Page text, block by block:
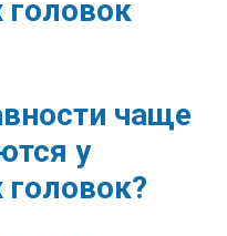
чаще
у